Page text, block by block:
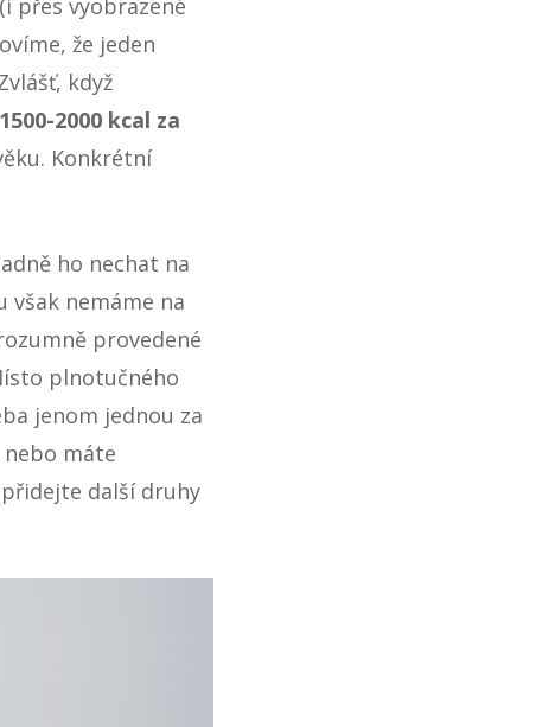
že jeden
když
1500-2000 kcal za
Konkrétní
ho nechat na
však nemáme na
provedené
plnotučného
jenom jednou za
máte
další druhy